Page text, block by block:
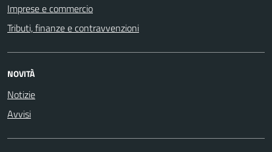
Imprese e commercio
Tributi, finanze e contravvenzioni
NOVITÀ
Notizie
Avvisi